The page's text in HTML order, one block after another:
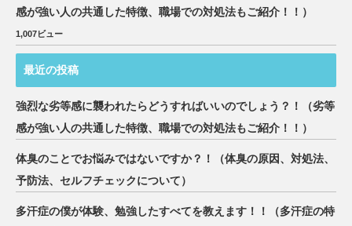
感が強い人の共通した特徴、職場での対処法もご紹介！！）
1,007ビュー
最近の投稿
強烈な劣等感に襲われたらどうすればいいのでしょう？！（劣等
感が強い人の共通した特徴、職場での対処法もご紹介！！）
体臭のことでお悩みではないですか？！（体臭の原因、対処法、
予防法、セルフチェックについて）
多汗症の僕が体験、勉強したすべてを教えます！！（多汗症の特